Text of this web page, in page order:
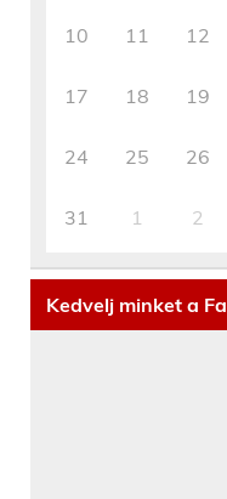
10 11 12
17 18 19
24 25 26
31 1 2
Kedvelj minket a